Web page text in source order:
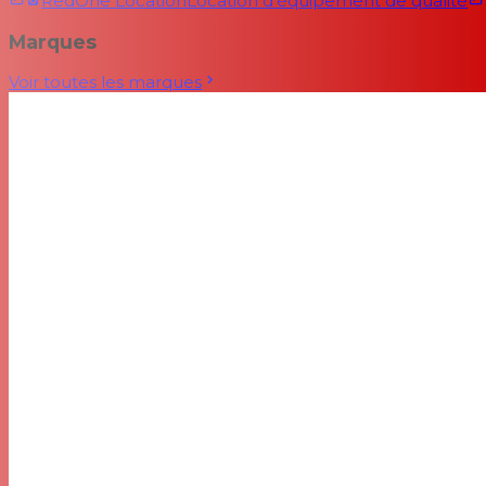
Marques
Voir toutes les marques